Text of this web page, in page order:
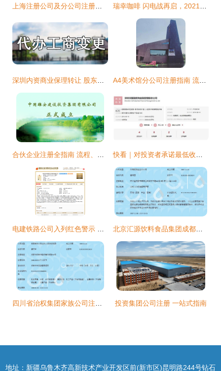
上海注册公司及分公司注册指南 瑞幸咖啡 闪电战再启，2021年底万店蓝图与成本压缩战略解析
深圳内资商业保理转让 股东为深圳投资集团公司注册客户 A4美术馆分公司注册指南 流程、要求与注意事项
合伙企业注册全指南 流程、材料与注意事项 快看｜对投资者承诺最低收益，深国融金融管理集团被出示警示函
电建铁路公司入列红色警示 施工现场重大安全隐患警示 北京汇源饮料食品集团成都有限责任公司成都分公司合伙企业注册指南
四川省治权集团家族公司注册指南 投资集团公司注册 一站式指南
地址：新疆乌鲁木齐高新技术产业开发区前(新市区)昆明路244号钻石